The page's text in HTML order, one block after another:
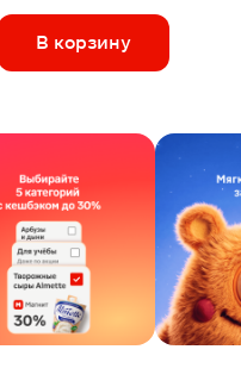
В корзину